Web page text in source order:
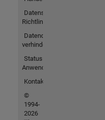
Datenschutz-
Richtlinien
Datendiebstahl
verhindern
Status von
Anwendungen
Kontakt
©
1994-
2026